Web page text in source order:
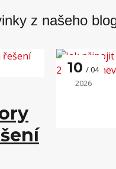
z našeho
10 04
2026